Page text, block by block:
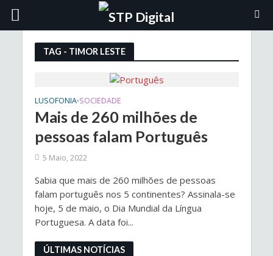
TAG - TIMOR LESTE
LUSOFONIA•SOCIEDADE
Mais de 260 milhões de
pessoas falam Português
5 Maio, 2022
Sabia que mais de 260 milhões de pessoas
falam português nos 5 continentes? Assinala-se
hoje, 5 de maio, o Dia Mundial da Língua
Portuguesa. A data foi...
ÚLTIMAS NOTÍCIAS